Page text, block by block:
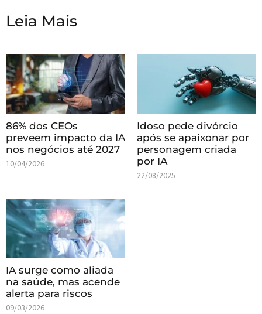
Leia Mais
86% dos CEOs
preveem impacto da IA
nos negócios até 2027
10/04/2026
Idoso pede divórcio
após se apaixonar por
personagem criada
por IA
22/08/2025
IA surge como aliada
na saúde, mas acende
alerta para riscos
09/03/2026